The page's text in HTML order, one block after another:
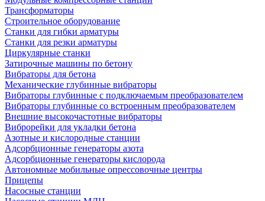
Трансформаторы
Строительное оборудование
Станки для гибки арматуры
Станки для резки арматуры
Циркулярные станки
Затирочные машины по бетону
Вибраторы для бетона
Механические глубинные вибраторы
Вибраторы глубинные с подключаемым преобразователем
Вибраторы глубинные со встроенным преобразователем
Внешние высокочастотные вибраторы
Виброрейки для укладки бетона
Азотные и кислородные станции
Адсорбционные генераторы азота
Адсорбционные генераторы кислорода
Автономные мобильные опрессовочные центры
Прицепы
Насосные станции